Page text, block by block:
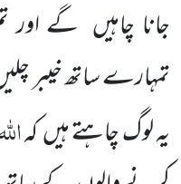
جانا چاہیں گے اور
تمہارےساتھ خیبر
یہ لوگ چاہتے ہیںکہ